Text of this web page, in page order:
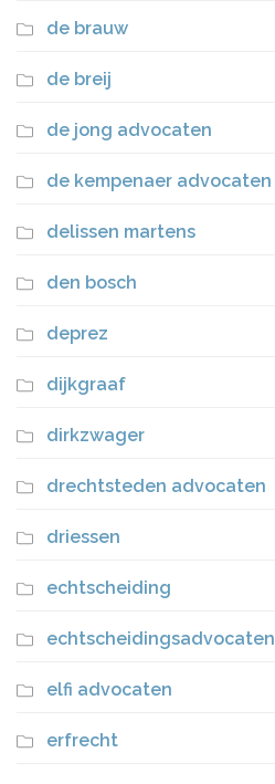
de brauw
de breij
de jong advocaten
de kempenaer advocaten
delissen martens
den bosch
deprez
dijkgraaf
dirkzwager
drechtsteden advocaten
driessen
echtscheiding
echtscheidingsadvocaten
elfi advocaten
erfrecht